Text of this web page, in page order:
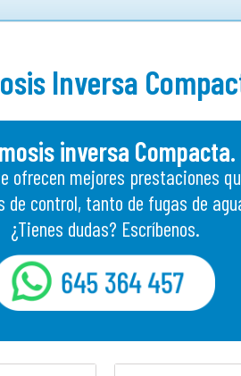
Inversa
inversa Compacta.
ofrecen mejores prestaciones
control, tanto de fugas de
¿Tienes dudas? Escríbenos.
whatsapp